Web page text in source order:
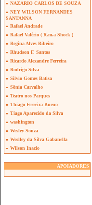
NAZARIO CARLOS DE SOUZA
NEY WILSON FERNANDES
SANTANNA
Rafael Andrade
Rafael Valério ( R.m.a Shock )
Regina Alves Ribeiro
Rhudson F. Santos
Ricardo Alexandre Ferreira
Rodrigo Silva
Silvio Gomes Batisa
Sônia Carvalho
Teatro nos Parques
Thiago Ferreira Bueno
Tiago Aparecido da Silva
washington
Wesley Souza
Weslley da Silva Gabanella
Wilson Inacio
APOIADORES